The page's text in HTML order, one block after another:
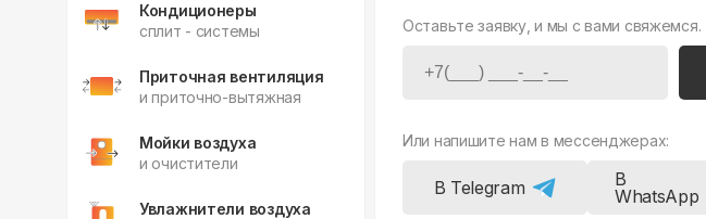
Кондиционеры
сплит - системы
Приточная вентиляция
и приточно-вытяжная
Мойки воздуха
и очистители
Увлажнители воздуха
Оставьте заявку, и мы с вами свяжемся.
Или напишите нам в мессенджерах:
В Telegram
В
WhatsApp